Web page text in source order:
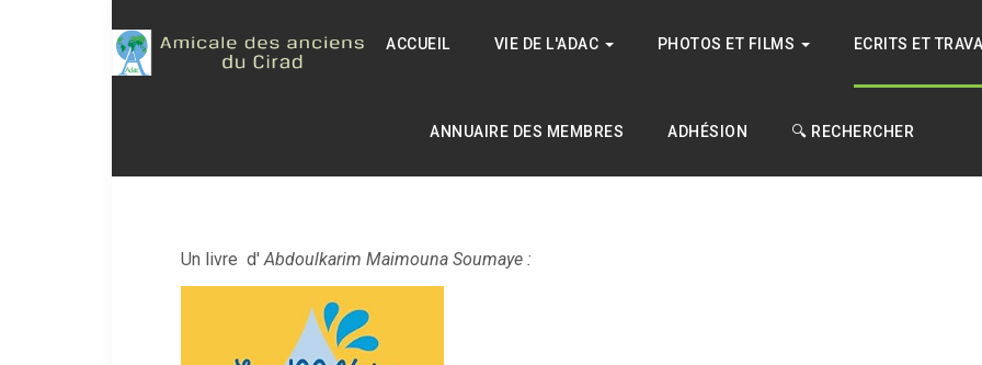
ACCUEIL VIE DE L'ADAC PHOTOS ET FILMS ECRITS ET
ANNUAIRE DES MEMBRES ADHÉSION 🔍 RECHERCHER
Un livre d'Abdoulkarim Maimouna Soumaye :